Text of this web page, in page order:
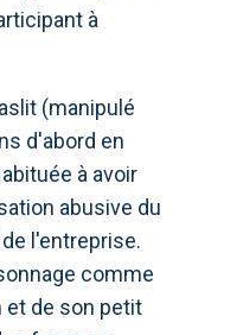
à
(manipulé
d'abord en
à avoir
abusive du
l'entreprise.
comme
et de son petit